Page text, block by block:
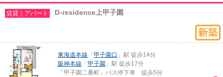
賃貸｜アパート D-residence上甲子園
東海道本線 「 甲子園口 」駅 徒歩14分
阪神本線 「 甲子園 」駅 徒歩17分
「甲子園二番町」バス停下車 徒歩5分